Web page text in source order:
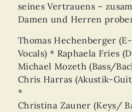
seines Vertrauens –
Damen und Herren
Thomas Hechenberger
Vocals) * Raphaela Fries
Michael Mozeth (Bass/
Chris Harras (Akustik-
*
Christina Zauner (Keys/